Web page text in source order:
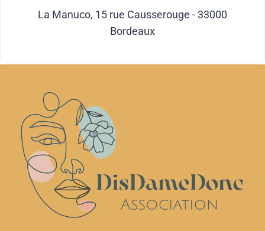
La Manuco, 15 rue Causserouge - 33000
Bordeaux